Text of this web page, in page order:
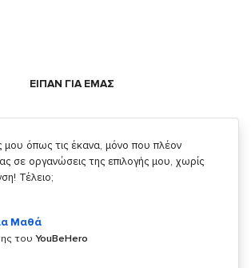
ΕΙΠΑΝ ΓΙΑ ΕΜΑΣ
μας δίνετε την δυνατότητα να κάνουμε
τουYouBeHero